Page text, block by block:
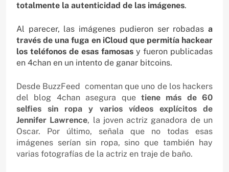
totalmente la autenticidad de las imágenes.
Al parecer, las imágenes pudieron ser robadas a
través de una fuga en iCloud que permitía hackear
los teléfonos de esas famosas y fueron publicadas
en 4chan en un intento de ganar bitcoins.
Desde BuzzFeed comentan que uno de los hackers
del blog 4chan asegura que tiene más de 60
selfies sin ropa y varios vídeos explícitos de
Jennifer Lawrence, la joven actriz ganadora de un
Oscar. Por último, señala que no todas esas
imágenes serían sin ropa, sino que también hay
varias fotografías de la actriz en traje de baño.